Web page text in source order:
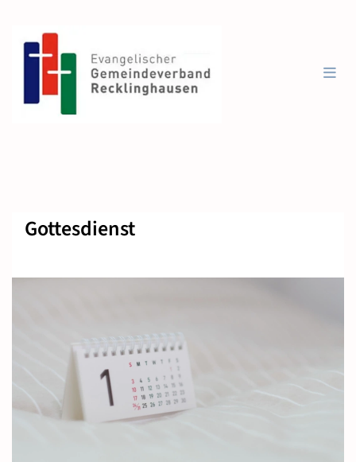
Gottesdienst